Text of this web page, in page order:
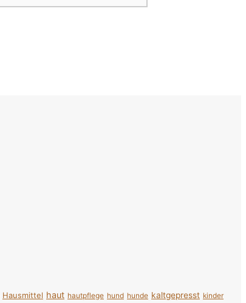
Hausmittel haut hautpflege hund hunde kaltgepresst kinder